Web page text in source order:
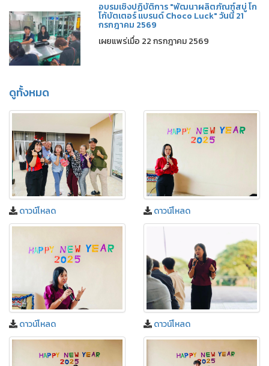
อบรมเชิงปฏิบัติการ "พัฒนาผลิตภัณฑ์สบู่ โก
โก้บัตเตอร์ แบรนด์ Choco Luck" วันนี้ 21
กรกฎาคม 2569
เผยแพร่เมื่อ 22 กรกฎาคม 2569
ดูทั้งหมด
ดาวน์โหลด ดาวน์โหลด
ดาวน์โหลด ดาวน์โหลด